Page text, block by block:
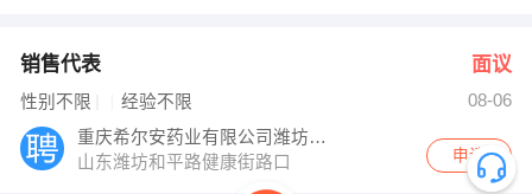
销售代表 面议
性别不限 经验不限
08-06
重庆希尔安药业有限公司潍坊办事处
山东潍坊和平路健康街路口
申请